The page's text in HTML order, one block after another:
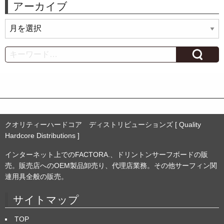
アーカイブ
ー
カ
イ
Search
クオリティーハードコア ディストリビューションズ [ Quality
Hardcore Distributions ]
インターネット上でのFACTORA.、ドリントンサーフボードの販
売。販売店へのOEM製品卸売り、代理店業務。その他サーフィン関
連用具全般の販売。
サイトマップ
TOP